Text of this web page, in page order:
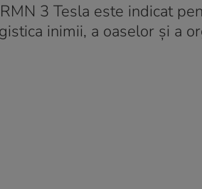
3 Tesla este indicat
inimii, a oaselor şi a